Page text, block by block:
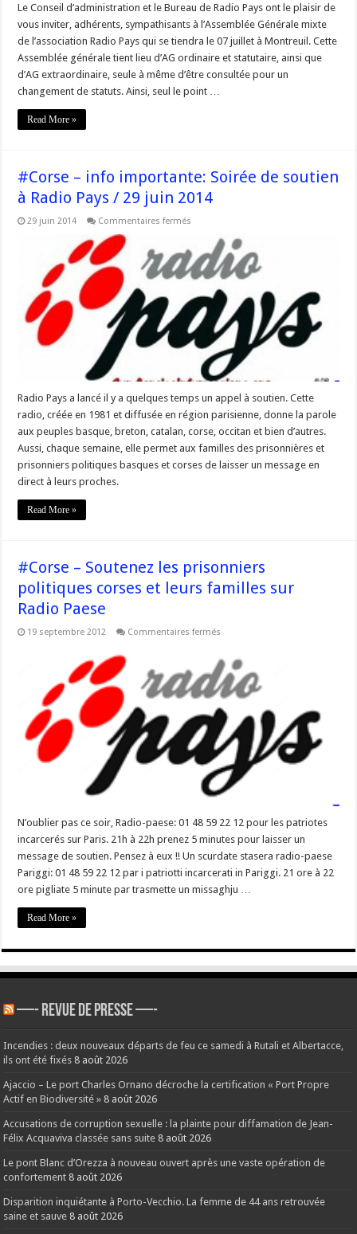
Le Conseil d’administration et le Bureau de Radio Pays ont le plaisir de
vous inviter, adhérents, sympathisants à l’Assemblée Générale mixte
de l’association Radio Pays qui se tiendra le 07 juillet à Montreuil. Cette
Assemblée générale tient lieu d’AG ordinaire et statutaire, ainsi que
d’AG extraordinaire, seule à même d’être consultée pour un
changement de statuts. Ainsi, seul le point …
Read More »
#Corse – info importante: Soirée de soutien
à Radio Pays / 29 juin 2014
29 juin 2014 Commentaires fermés
info
importante:
Soirée
de
soutien
à
Radio
Pays
/
29
2014
Radio Pays a lancé il y a quelques temps un appel à soutien. Cette
radio, créée en 1981 et diffusée en région parisienne, donne la parole
aux peuples basque, breton, catalan, corse, occitan et bien d’autres.
Aussi, chaque semaine, elle permet aux familles des prisonnières et
prisonniers politiques basques et corses de laisser un message en
direct à leurs proches.
Read More »
#Corse – Soutenez les prisonniers
politiques corses et leurs familles sur
Radio Paese
19 septembre 2012 Commentaires fermés
Soutenez
les
prisonniers
politiques
et
leurs
familles
sur
Radio
Paese
N’oublier pas ce soir, Radio-paese: 01 48 59 22 12 pour les patriotes
incarcerés sur Paris. 21h à 22h prenez 5 minutes pour laisser un
message de soutien. Pensez à eux !! Un scurdate stasera radio-paese
Pariggi: 01 48 59 22 12 par i patriotti incarcerati in Pariggi. 21 ore à 22
ore pigliate 5 minute par trasmette un missaghju …
Read More »
—- REVUE DE PRESSE —-
Incendies : deux nouveaux départs de feu ce samedi à Rutali et Albertacce,
ils ont été fixés 8 août 2026
Ajaccio – Le port Charles Ornano décroche la certification « Port Propre
Actif en Biodiversité » 8 août 2026
Accusations de corruption sexuelle : la plainte pour diffamation de Jean-
Félix Acquaviva classée sans suite 8 août 2026
Le pont Blanc d’Orezza à nouveau ouvert après une vaste opération de
confortement 8 août 2026
Disparition inquiétante à Porto-Vecchio. La femme de 44 ans retrouvée
saine et sauve 8 août 2026